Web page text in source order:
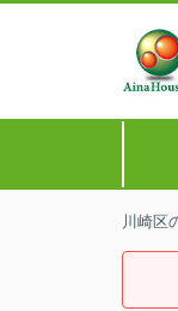
川崎区